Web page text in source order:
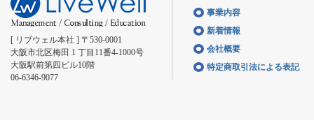
[ リブウェル本社 ] 〒530-0001
大阪市北区梅田 1 丁目11番4-1000号
大阪駅前第四ビル10階
06-6346-9077
事業内容
新着情報
会社概要
特定商取引法による表記